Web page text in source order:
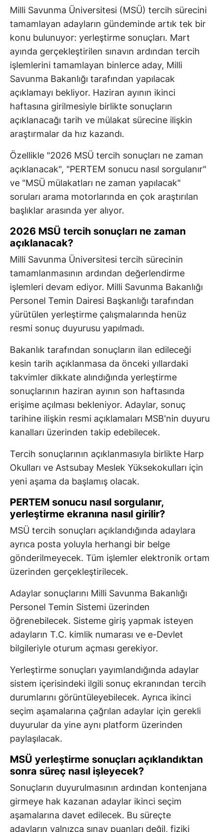
Milli Savunma Üniversitesi (MSÜ) tercih sürecini
tamamlayan adayların gündeminde artık tek bir
konu bulunuyor: yerleştirme sonuçları. Mart
ayında gerçekleştirilen sınavın ardından tercih
işlemlerini tamamlayan binlerce aday, Milli
Savunma Bakanlığı tarafından yapılacak
açıklamayı bekliyor. Haziran ayının ikinci
haftasına girilmesiyle birlikte sonuçların
açıklanacağı tarih ve mülakat sürecine ilişkin
araştırmalar da hız kazandı.
Özellikle "2026 MSÜ tercih sonuçları ne zaman
açıklanacak", "PERTEM sonucu nasıl sorgulanır"
ve "MSÜ mülakatları ne zaman yapılacak"
soruları arama motorlarında en çok araştırılan
başlıklar arasında yer alıyor.
2026 MSÜ tercih sonuçları ne zaman
açıklanacak?
Milli Savunma Üniversitesi tercih sürecinin
tamamlanmasının ardından değerlendirme
işlemleri devam ediyor. Milli Savunma Bakanlığı
Personel Temin Dairesi Başkanlığı tarafından
yürütülen yerleştirme çalışmalarında henüz
resmi sonuç duyurusu yapılmadı.
Bakanlık tarafından sonuçların ilan edileceği
kesin tarih açıklanmasa da önceki yıllardaki
takvimler dikkate alındığında yerleştirme
sonuçlarının haziran ayının son haftasında
erişime açılması bekleniyor. Adaylar, sonuç
tarihine ilişkin resmi açıklamaları MSB'nin duyuru
kanalları üzerinden takip edebilecek.
Tercih sonuçlarının açıklanmasıyla birlikte Harp
Okulları ve Astsubay Meslek Yüksekokulları için
yeni aşama da başlamış olacak.
PERTEM sonucu nasıl sorgulanır,
yerleştirme ekranına nasıl girilir?
MSÜ tercih sonuçları açıklandığında adaylara
ayrıca posta yoluyla herhangi bir belge
gönderilmeyecek. Tüm işlemler elektronik ortam
üzerinden gerçekleştirilecek.
Adaylar sonuçlarını Milli Savunma Bakanlığı
Personel Temin Sistemi üzerinden
öğrenebilecek. Sisteme giriş yapmak isteyen
adayların T.C. kimlik numarası ve e-Devlet
bilgileriyle oturum açması gerekiyor.
Yerleştirme sonuçları yayımlandığında adaylar
sistem içerisindeki ilgili sonuç ekranından tercih
durumlarını görüntüleyebilecek. Ayrıca ikinci
seçim aşamalarına çağrılan adaylar için gerekli
duyurular da yine aynı platform üzerinden
paylaşılacak.
MSÜ yerleştirme sonuçları açıklandıktan
sonra süreç nasıl işleyecek?
Sonuçların duyurulmasının ardından kontenjana
girmeye hak kazanan adaylar ikinci seçim
aşamalarına davet edilecek. Bu süreçte
adayların yalnızca sınav puanları değil, fiziki